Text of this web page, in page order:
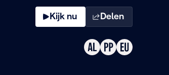
Kijk nu Delen